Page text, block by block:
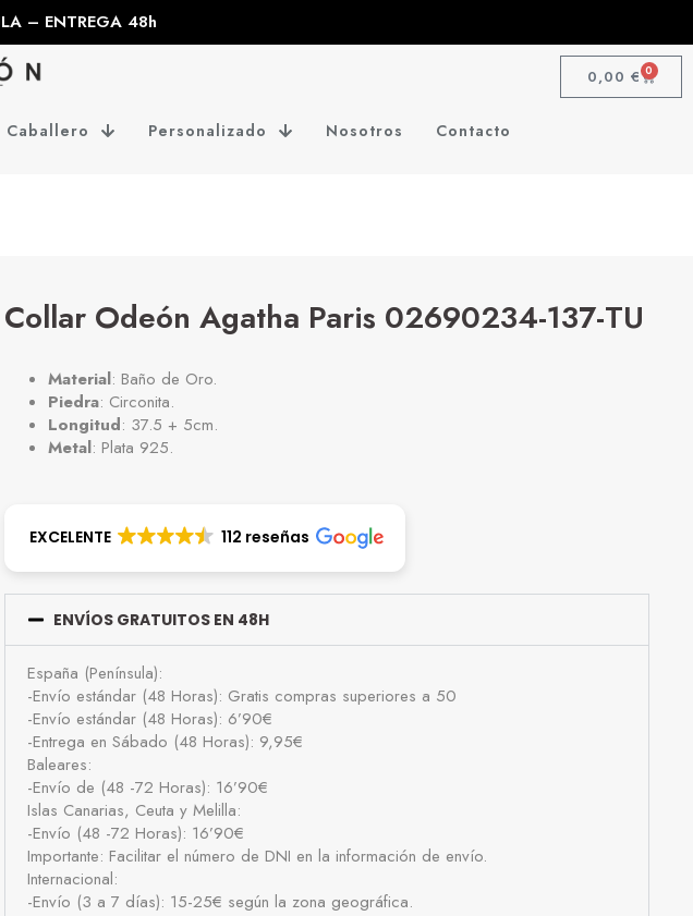
– ENTREGA 48h
0,00 € 0
Caballero Personalizado Nosotros Contacto
Collar Odeón Agatha Paris 02690234-137-TU
Material: Baño de Oro.
Piedra: Circonita.
Longitud: 37.5 + 5cm.
Metal: Plata 925.
EXCELENTE 112 reseñas
ENVÍOS GRATUITOS EN 48H
España (Península):
-Envío estándar (48 Horas): Gratis compras superiores a 50
-Envío estándar (48 Horas): 6’90€
-Entrega en Sábado (48 Horas): 9,95€
Baleares:
-Envío de (48 -72 Horas): 16’90€
Islas Canarias, Ceuta y Melilla:
-Envío (48 -72 Horas): 16’90€
Importante: Facilitar el número de DNI en la información de envío.
Internacional:
-Envío (3 a 7 días): 15-25€ según la zona geográfica.